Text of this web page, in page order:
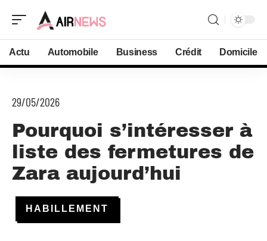
Actu Automobile Business Crédit Domicile
29/05/2026
Pourquoi s’intéresser à
liste des fermetures de
Zara aujourd’hui
HABILLEMENT